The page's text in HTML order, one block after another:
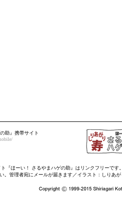
助』携帯サイト
『ほーい！ さるやまハゲの助』はリンクフリーで
。管理者宛にメールが届きます／イラスト：しりあ